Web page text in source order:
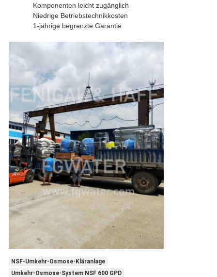
Komponenten leicht zugänglich
Niedrige Betriebstechnikkosten
1-jährige begrenzte Garantie
NSF-Umkehr-Osmose-Kläranlage
Umkehr-Osmose-System NSF 600 GPD